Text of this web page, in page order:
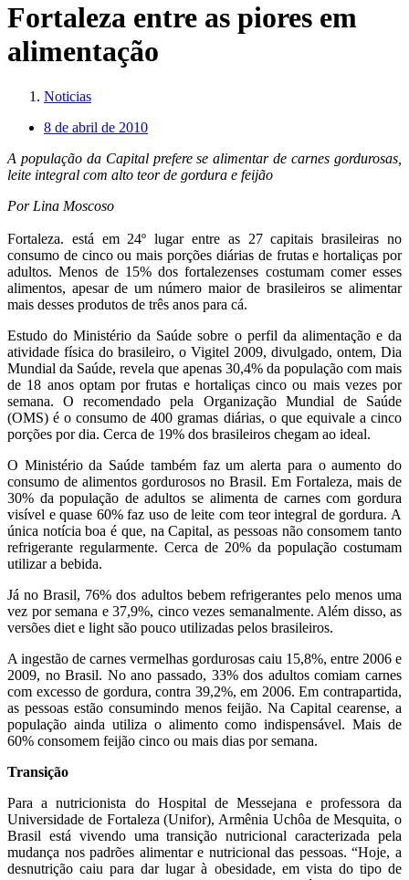
Fortaleza entre as piores em
alimentação
Noticias
8 de abril de 2010
A população da Capital prefere se alimentar de carnes gordurosas,
leite integral com alto teor de gordura e feijão
Por Lina Moscoso
Fortaleza. está em 24º lugar entre as 27 capitais brasileiras no
consumo de cinco ou mais porções diárias de frutas e hortaliças por
adultos. Menos de 15% dos fortalezenses costumam comer esses
alimentos, apesar de um número maior de brasileiros se alimentar
mais desses produtos de três anos para cá.
Estudo do Ministério da Saúde sobre o perfil da alimentação e da
atividade física do brasileiro, o Vigitel 2009, divulgado, ontem, Dia
Mundial da Saúde, revela que apenas 30,4% da população com mais
de 18 anos optam por frutas e hortaliças cinco ou mais vezes por
semana. O recomendado pela Organização Mundial de Saúde
(OMS) é o consumo de 400 gramas diárias, o que equivale a cinco
porções por dia. Cerca de 19% dos brasileiros chegam ao ideal.
O Ministério da Saúde também faz um alerta para o aumento do
consumo de alimentos gordurosos no Brasil. Em Fortaleza, mais de
30% da população de adultos se alimenta de carnes com gordura
visível e quase 60% faz uso de leite com teor integral de gordura. A
única notícia boa é que, na Capital, as pessoas não consomem tanto
refrigerante regularmente. Cerca de 20% da população costumam
utilizar a bebida.
Já no Brasil, 76% dos adultos bebem refrigerantes pelo menos uma
vez por semana e 37,9%, cinco vezes semanalmente. Além disso, as
versões diet e light são pouco utilizadas pelos brasileiros.
A ingestão de carnes vermelhas gordurosas caiu 15,8%, entre 2006 e
2009, no Brasil. No ano passado, 33% dos adultos comiam carnes
com excesso de gordura, contra 39,2%, em 2006. Em contrapartida,
as pessoas estão consumindo menos feijão. Na Capital cearense, a
população ainda utiliza o alimento como indispensável. Mais de
60% consomem feijão cinco ou mais dias por semana.
Transição
Para a nutricionista do Hospital de Messejana e professora da
Universidade de Fortaleza (Unifor), Armênia Uchôa de Mesquita, o
Brasil está vivendo uma transição nutricional caracterizada pela
mudança nos padrões alimentar e nutricional das pessoas. “Hoje, a
desnutrição caiu para dar lugar à obesidade, em vista do tipo de